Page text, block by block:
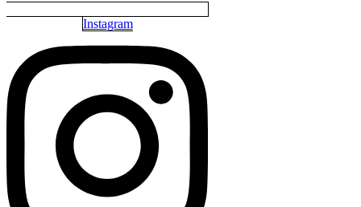
Instagram